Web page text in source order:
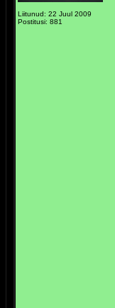
Liitunud: 22 Juul 2009
Postitusi: 881